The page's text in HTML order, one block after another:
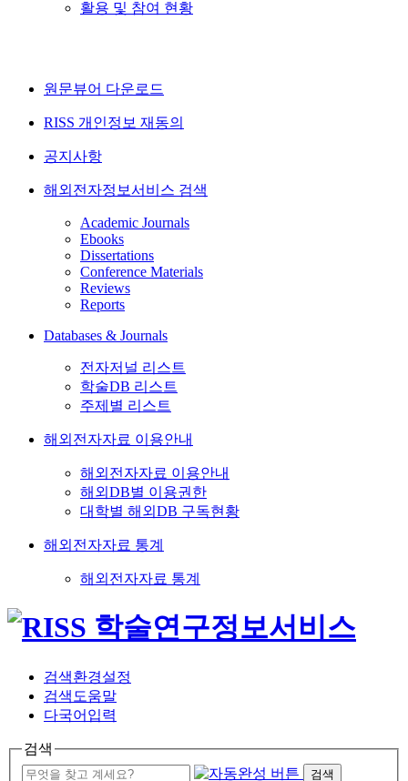
활용 및 참여 현황
원문뷰어 다운로드
RISS 개인정보 재동의
공지사항
해외전자정보서비스 검색
Academic Journals
Ebooks
Dissertations
Conference Materials
Reviews
Reports
Databases & Journals
전자저널 리스트
학술DB 리스트
주제별 리스트
해외전자자료 이용안내
해외전자자료 이용안내
해외DB별 이용권한
대학별 해외DB 구독현황
해외전자자료 통계
해외전자자료 통계
검색환경설정
검색도움말
다국어입력
검색
검색